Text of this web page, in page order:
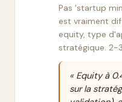
Pas 'startup
est vraiment
equity, type
stratégique. 2-
« Equity à
sur la